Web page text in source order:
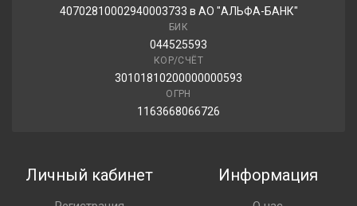
40702810002940003733 в АО "АЛЬФА-БАНК"
БИК
044525593
КОР/СЧЁТ
30101810200000000593
ОГРН
1163668066726
Личный кабинет Информация